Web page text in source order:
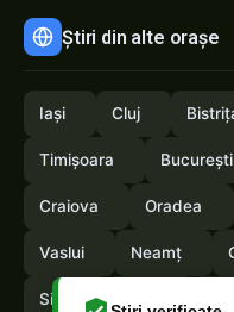
Știri din alte orașe
Iași Cluj
Timișoara București
Craiova Oradea
Vaslui Neamț
Sibiu